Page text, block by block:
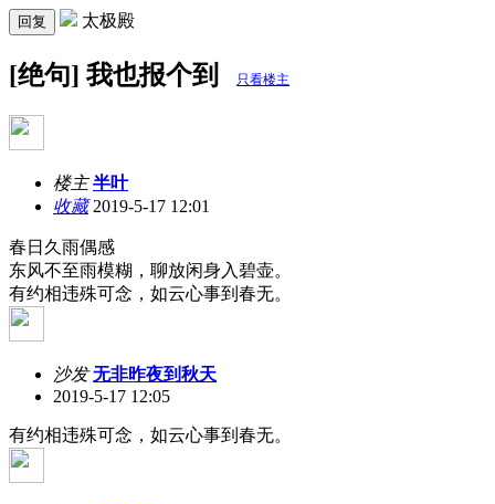
回复 太极殿
[绝句] 我也报个到 只看楼主
楼主 半叶
收藏2019-5-17 12:01
春日久雨偶感
东风不至雨模糊，聊放闲身入碧壶。
有约相违殊可念，如云心事到春无。
沙发 无非昨夜到秋天
2019-5-17 12:05
有约相违殊可念，如云心事到春无。